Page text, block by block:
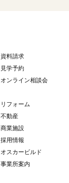
資料請求
見学予約
オンライン相談会
リフォーム
不動産
商業施設
採用情報
オスカービルド
事業所案内